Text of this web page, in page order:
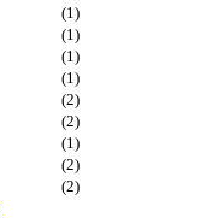
(1)
(1)
(1)
(1)
(2)
(2)
(1)
(2)
(2)